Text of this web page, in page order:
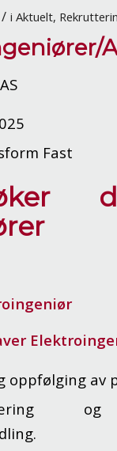
/ iAktuelt,
Fast
oppfølging av